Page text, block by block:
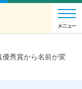
秀賞から名前が変